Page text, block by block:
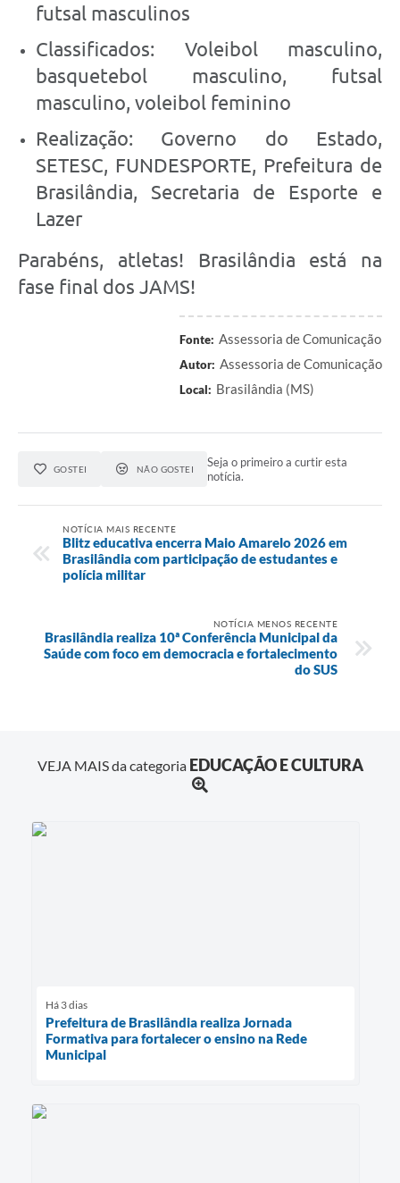
futsal masculinos
Classificados: Voleibol masculino,
basquetebol masculino, futsal
masculino, voleibol feminino
Realização: Governo do Estado,
SETESC, FUNDESPORTE, Prefeitura de
Brasilândia, Secretaria de Esporte e
Lazer
Parabéns, atletas! Brasilândia está na
fase final dos JAMS!
Fonte: Assessoria de Comunicação
Autor: Assessoria de Comunicação
Local: Brasilândia (MS)
GOSTEI NÃO GOSTEI
Seja o primeiro a curtir esta
notícia.
NOTÍCIA MAIS RECENTE
Blitz educativa encerra Maio Amarelo 2026 em
Brasilândia com participação de estudantes e
polícia militar
NOTÍCIA MENOS RECENTE
Brasilândia realiza 10ª Conferência Municipal da
Saúde com foco em democracia e fortalecimento
do SUS
VEJA MAIS da categoria EDUCAÇÃO E CULTURA
Há 3 dias
Prefeitura de Brasilândia realiza Jornada
Formativa para fortalecer o ensino na Rede
Municipal